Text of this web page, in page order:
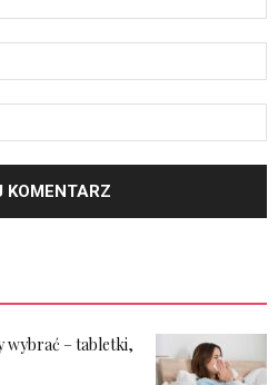
wybrać – tabletki,